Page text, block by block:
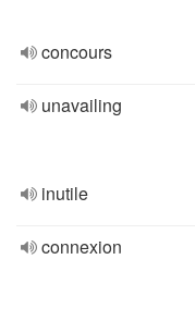
concours
unavailing
inutile
connexion